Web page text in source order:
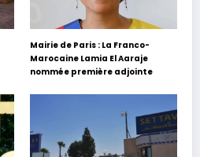
Mairie de Paris : La Franco-
Marocaine Lamia El Aaraje
nommée première adjointe